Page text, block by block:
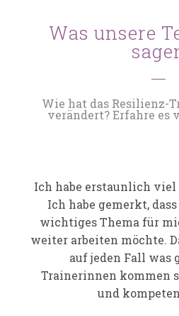
Was unsere
Wie hat das Resilienz-
verändert? Erfahre es
Ich habe erstaunlich
Ich habe gemerkt,
wichtiges Thema für
weiter arbeiten möchte.
auf jeden Fall was
Trainerinnen kommen
und